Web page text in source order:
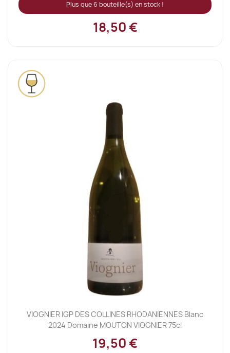
Plus que 6 bouteille(s) en stock !
18,50 €
VIOGNIER IGP DES COLLINES RHODANIENNES Blanc
2024 Domaine MOUTON VIOGNIER 75cl
19,50 €